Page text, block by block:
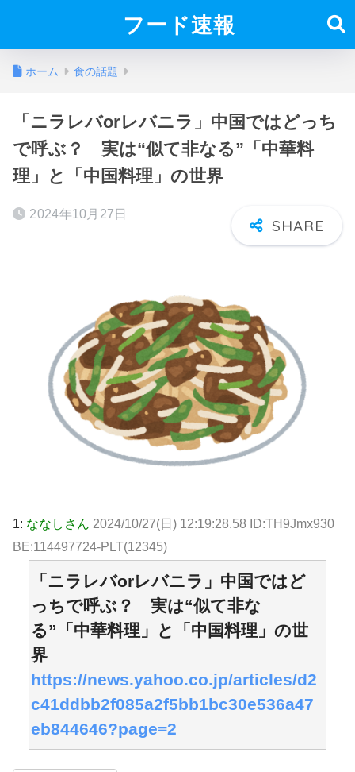
フード速報
ホーム 食の話題
「ニラレバorレバニラ」中国ではどっち
で呼ぶ？ 実は“似て非なる”「中華料
理」と「中国料理」の世界
2024年10月27日
1: ななしさん 2024/10/27(日) 12:19:28.58 ID:TH9Jmx930
BE:114497724-PLT(12345)
「ニラレバorレバニラ」中国ではど
っちで呼ぶ？ 実は“似て非な
る”「中華料理」と「中国料理」の世
界
https://news.yahoo.co.jp/articles/d2
c41ddbb2f085a2f5bb1bc30e536a47
eb844646?page=2